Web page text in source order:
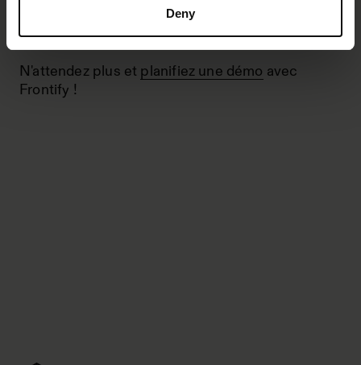
Deny
N'attendez plus et planifiez une démo avec
Frontify !